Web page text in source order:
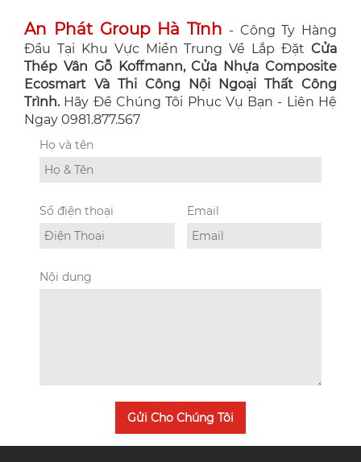
An Phát Group Hà Tĩnh - Công Ty Hàng
Đầu Tại Khu Vực Miền Trung Về Lắp Đặt Cửa
Thép Vân Gỗ Koffmann, Cửa Nhựa Composite
Ecosmart Và Thi Công Nội Ngoại Thất Công
Trình. Hãy Để Chúng Tôi Phục Vụ Bạn - Liên Hệ
Ngay 0981.877.567
Họ và tên
Số điện thoại Email
Nội dung
Gửi Cho Chúng Tôi